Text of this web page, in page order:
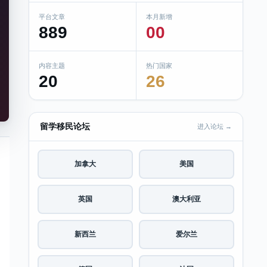
平台文章
889
本月新增
00
内容主题
20
热门国家
26
留学移民论坛 进入论坛 →
加拿大 美国
英国 澳大利亚
新西兰 爱尔兰